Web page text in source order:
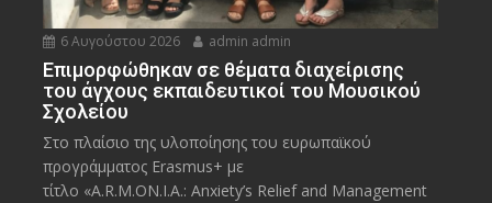
6 Αυγούστου 2026 admin admin
Eπιμορφώθηκαν σε θέματα διαχείρισης
του άγχους εκπαιδευτικοί του Μουσικού
Σχολείου
Στο πλαίσιο της υλοποίησης του ευρωπαϊκού
προγράμματος Erasmus+ με
τίτλο «A.R.M.ON.I.A.: Anxiety’s Relief and Management